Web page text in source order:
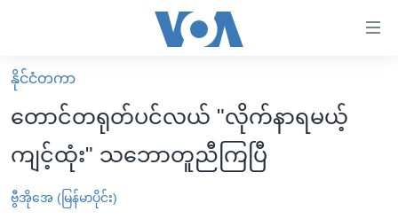
လွယ်ကူ
စေ
သည့်
Link
များ
မူလစာမျက်နှာ
မြန်မာ
ကမ္ဘာ့သတင်းများ
နိုင်ငံတကာ
ဗွီဒီယို
နိုင်ငံတကာ
တောင်တရုတ်ပင်လယ် "လိုက်နာရမယ့်
ကျင့်ထုံး" သဘောတူညီကြပြီ
ဗွီအိုအေ (မြန်မာပိုင်း)